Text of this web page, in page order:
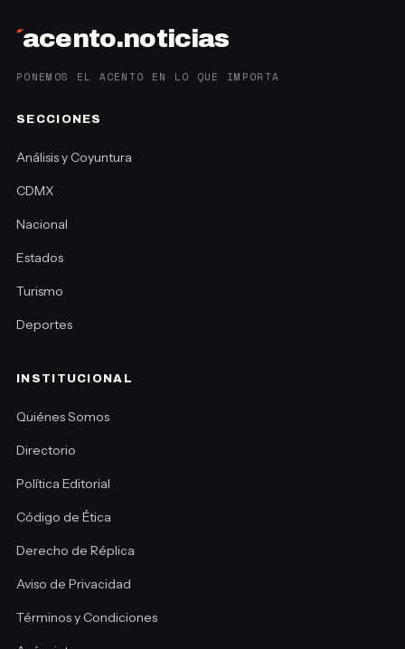
´acento.noticias
PONEMOS EL ACENTO EN LO QUE IMPORTA
SECCIONES
Análisis y Coyuntura
CDMX
Nacional
Estados
Turismo
Deportes
INSTITUCIONAL
Quiénes Somos
Directorio
Política Editorial
Código de Ética
Derecho de Réplica
Aviso de Privacidad
Términos y Condiciones